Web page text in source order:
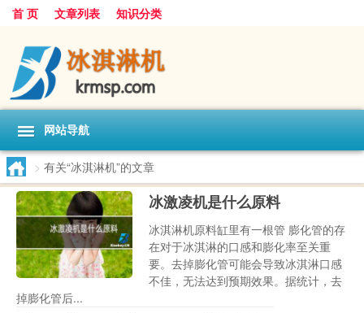
首 页 文章列表 知识分类
网站导航
> 有关“冰淇淋机”的文章
冰激凌机是什么原料
冰淇淋机原料缸里有一根管 膨化管的存
在对于冰淇淋的口感和膨化率至关重
要。去掉膨化管可能会导致冰淇淋口感
不佳，无法达到预期效果。据统计，去
掉膨化管后...